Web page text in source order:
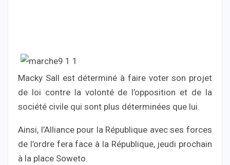
Macky Sall est déterminé à faire voter son projet
de loi contre la volonté de l’opposition et de la
société civile qui sont plus déterminées que lui.
Ainsi, l’Alliance pour la République avec ses forces
de l’ordre fera face à la République, jeudi prochain
à la place Soweto.